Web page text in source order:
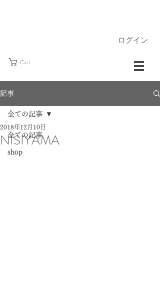
ログイン
Cart
記事
全ての記事
shop
全ての記事
NISIYAMA
2018年12月10日